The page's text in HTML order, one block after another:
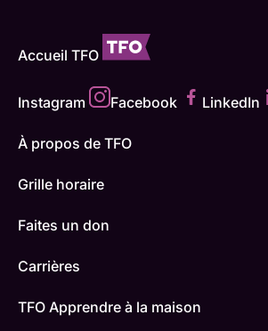
Accueil TFO
Instagram Facebook LinkedIn
À propos de TFO
Grille horaire
Faites un don
Carrières
TFO Apprendre à la maison